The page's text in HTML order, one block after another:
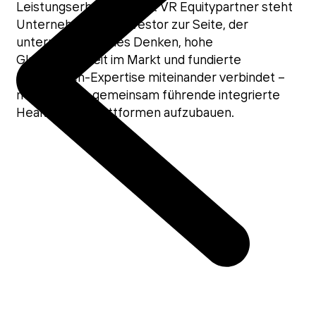
Leistungserbringern. Mit VR Equitypartner steht
Unternehmen ein Investor zur Seite, der
unternehmerisches Denken, hohe
Glaubwürdigkeit im Markt und fundierte
HealthTech-Expertise miteinander verbindet –
mit dem Ziel, gemeinsam führende integrierte
HealthTech-Plattformen aufzubauen.